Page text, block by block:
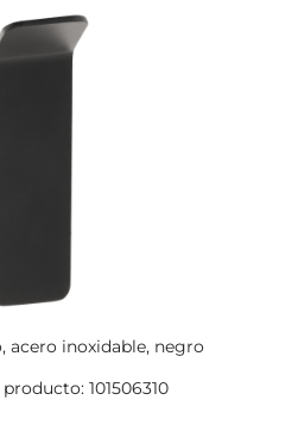
acero inoxidable, negro
101506310